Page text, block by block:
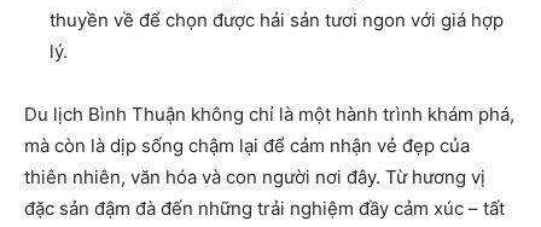
thuyền về để chọn được hải sản tươi ngon với giá hợp
lý.
Du lịch Bình Thuận không chỉ là một hành trình khám phá,
mà còn là dịp sống chậm lại để cảm nhận vẻ đẹp của
thiên nhiên, văn hóa và con người nơi đây. Từ hương vị
đặc sản đậm đà đến những trải nghiệm đầy cảm xúc – tất